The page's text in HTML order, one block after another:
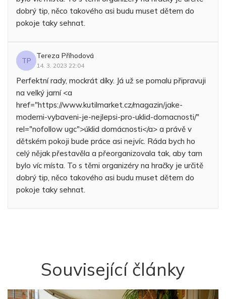
dobrý tip, něco takového asi budu muset dětem do
pokoje taky sehnat.
TP
Tereza Příhodová
14. 3. 2023 22:04
Perfektní rady, mockrát díky. Já už se pomalu připravuji
na velký jarní <a
href="https://www.kutilmarket.cz/magazin/jake-
moderni-vybaveni-je-nejlepsi-pro-uklid-domacnosti/"
rel="nofollow ugc">úklid domácnosti</a> a právě v
dětském pokoji bude práce asi nejvíc. Ráda bych ho
celý nějak přestavěla a přeorganizovala tak, aby tam
bylo víc místa. To s těmi organizéry na hračky je určitě
dobrý tip, něco takového asi budu muset dětem do
pokoje taky sehnat.
Související články